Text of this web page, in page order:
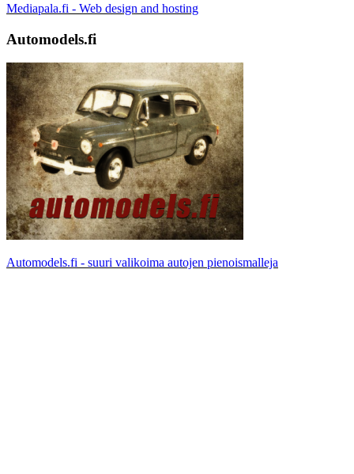
Mediapala.fi - Web design and hosting
Automodels.fi
Automodels.fi - suuri valikoima autojen pienoismalleja